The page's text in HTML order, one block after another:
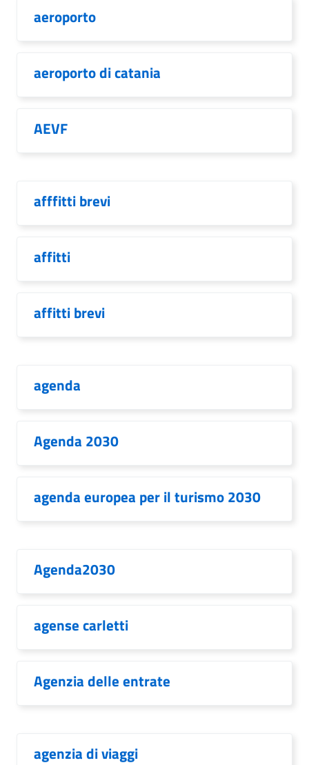
aeroporto
aeroporto di catania
AEVF
afffitti brevi
affitti
affitti brevi
agenda
Agenda 2030
agenda europea per il turismo 2030
Agenda2030
agense carletti
Agenzia delle entrate
agenzia di viaggi